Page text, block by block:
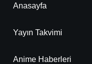
Anasayfa
Yayın Takvimi
Anime Haberleri